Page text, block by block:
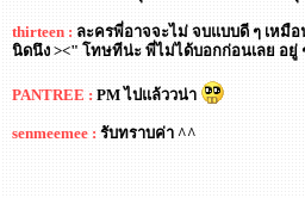
thirteen : ละครพี่อาจจะไม่ จบแบบดี ๆ เหมือ
นิดนึง ><" โทษทีน่ะ พี่ไม่ได้บอกก่อนเลย อยู่
PANTREE : PM ไปแล้ววน่า
senmeemee : รับทราบค่า ^^